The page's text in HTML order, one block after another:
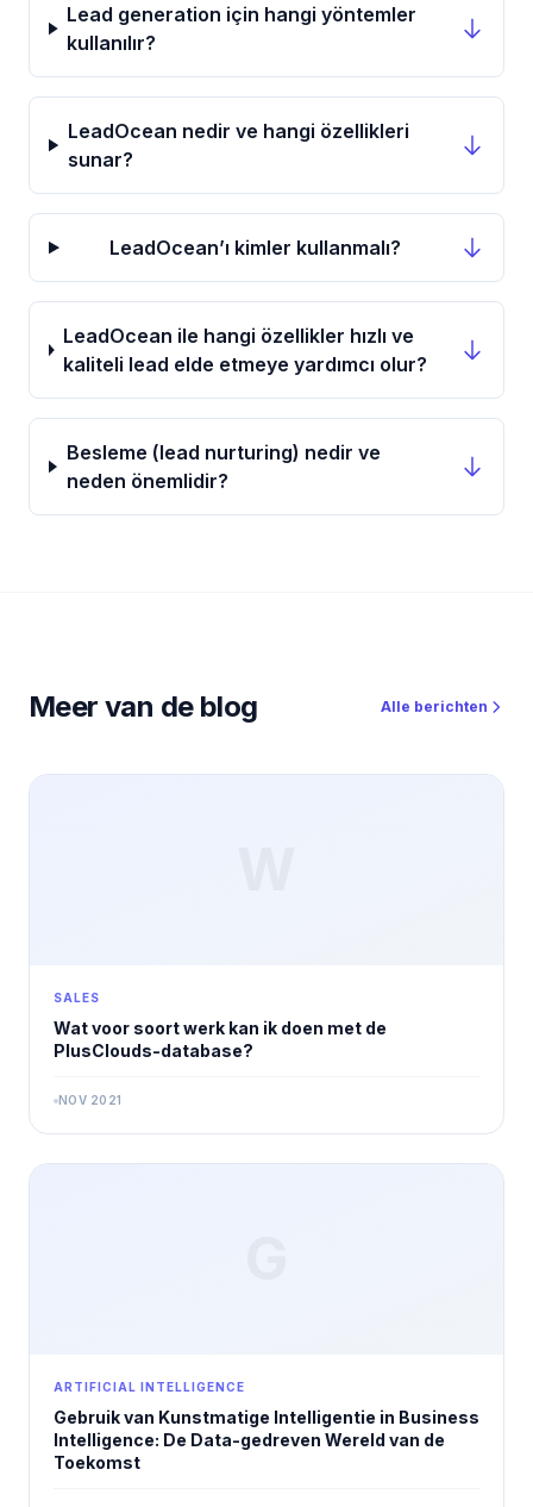
Lead generation için hangi yöntemler
kullanılır?
LeadOcean nedir ve hangi özellikleri
sunar?
LeadOcean’ı kimler kullanmalı?
LeadOcean ile hangi özellikler hızlı ve
kaliteli lead elde etmeye yardımcı olur?
Besleme (lead nurturing) nedir ve
neden önemlidir?
Meer van de blog Alle berichten
SALES
Wat voor soort werk kan ik doen met de
PlusClouds-database?
NOV 2021
ARTIFICIAL INTELLIGENCE
Gebruik van Kunstmatige Intelligentie in Business
Intelligence: De Data-gedreven Wereld van de
Toekomst